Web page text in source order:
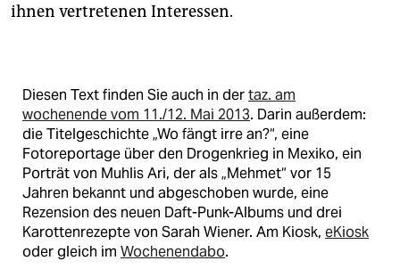
ihnen vertretenen Interessen.
Diesen Text finden Sie auch in dertaz. am
wochenende vom 11./12. Mai 2013. Darin außerdem:
die Titelgeschichte „Wo fängt irre an?“, eine
Fotoreportage über den Drogenkrieg in Mexiko, ein
Porträt von Muhlis Ari, der als „Mehmet“ vor 15
Jahren bekannt und abgeschoben wurde, eine
Rezension des neuen Daft-Punk-Albums und drei
Karottenrezepte von Sarah Wiener. Am Kiosk, eKiosk
oder gleich im Wochenendabo.